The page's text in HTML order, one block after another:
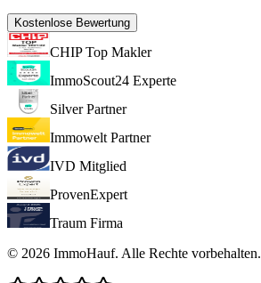
Kostenlose Bewertung
CHIP Top Makler
ImmoScout24 Experte
Silver Partner
Immowelt Partner
IVD Mitglied
ProvenExpert
Traum Firma
© 2026 ImmoHauf. Alle Rechte